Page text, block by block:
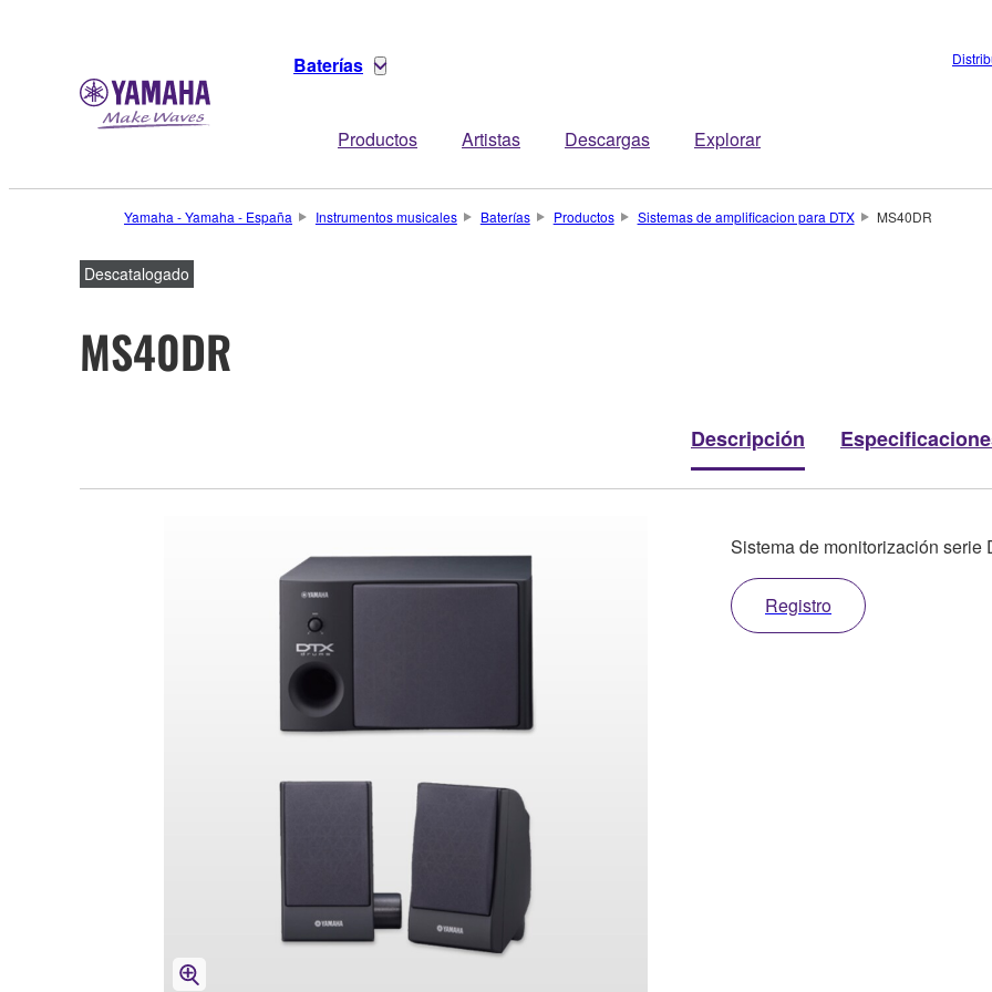
Baterías
Productos Artistas Descargas Explorar
Yamaha - Yamaha - España Instrumentos musicales Baterías Productos Sistemas de amplificacion para DTX MS40DR
Descatalogado
MS40DR
Descripción
Sistema de monitorización serie
Registro